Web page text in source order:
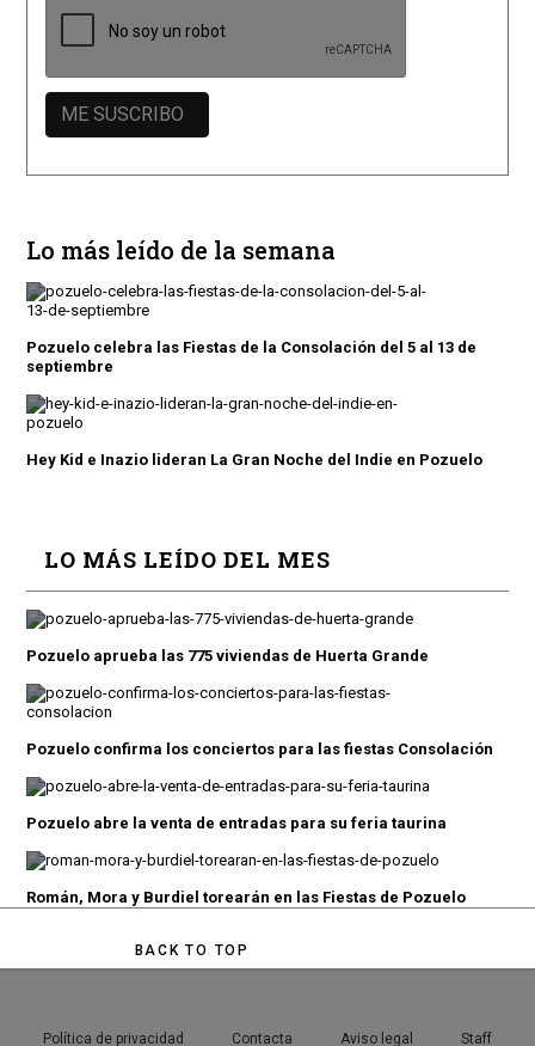
Lo más leído de la semana
Pozuelo celebra las Fiestas de la Consolación del 5 al 13 de
septiembre
Hey Kid e Inazio lideran La Gran Noche del Indie en Pozuelo
LO MÁS LEÍDO DEL MES
Pozuelo aprueba las 775 viviendas de Huerta Grande
Pozuelo confirma los conciertos para las fiestas Consolación
Pozuelo abre la venta de entradas para su feria taurina
Román, Mora y Burdiel torearán en las Fiestas de Pozuelo
BACK TO TOP
Política de privacidad Contacta Aviso legal Staff